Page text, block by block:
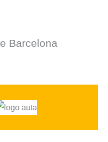
Barcelona